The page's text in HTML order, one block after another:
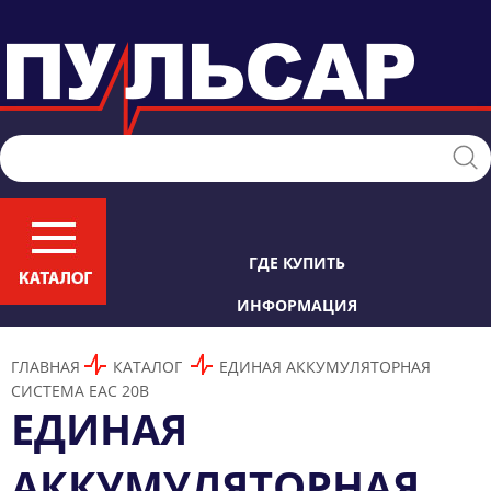
ГДЕ КУПИТЬ
ИНФОРМАЦИЯ
ГЛАВНАЯ КАТАЛОГ
ЕДИНАЯ АККУМУЛЯТОРНАЯ
СИСТЕМА ЕАС 20В
ЕДИНАЯ